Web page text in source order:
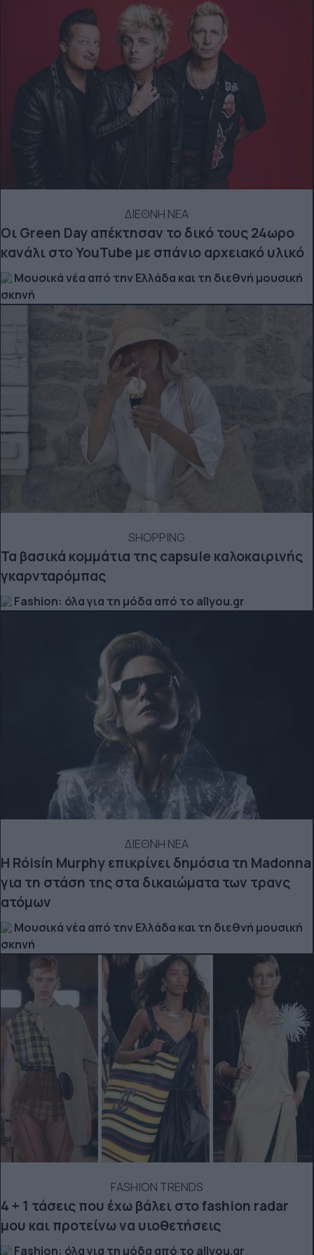
ΔΙΕΘΝΗ ΝΕΑ
Οι Green Day απέκτησαν το δικό τους 24ωρο
κανάλι στο YouTube με σπάνιο αρχειακό υλικό
Μουσικά νέα από την Ελλάδα και τη διεθνή μουσική
σκηνή
SHOPPING
Τα βασικά κομμάτια της capsule καλοκαιρινής
γκαρνταρόμπας
Fashion: όλα για τη μόδα από το allyou.gr
ΔΙΕΘΝΗ ΝΕΑ
Η Róisín Murphy επικρίνει δημόσια τη Madonna
για τη στάση της στα δικαιώματα των τρανς
ατόμων
Μουσικά νέα από την Ελλάδα και τη διεθνή μουσική
σκηνή
FASHION TRENDS
4 + 1 τάσεις που έχω βάλει στο fashion radar
μου και προτείνω να υιοθετήσεις
Fashion: όλα για τη μόδα από το allyou.gr